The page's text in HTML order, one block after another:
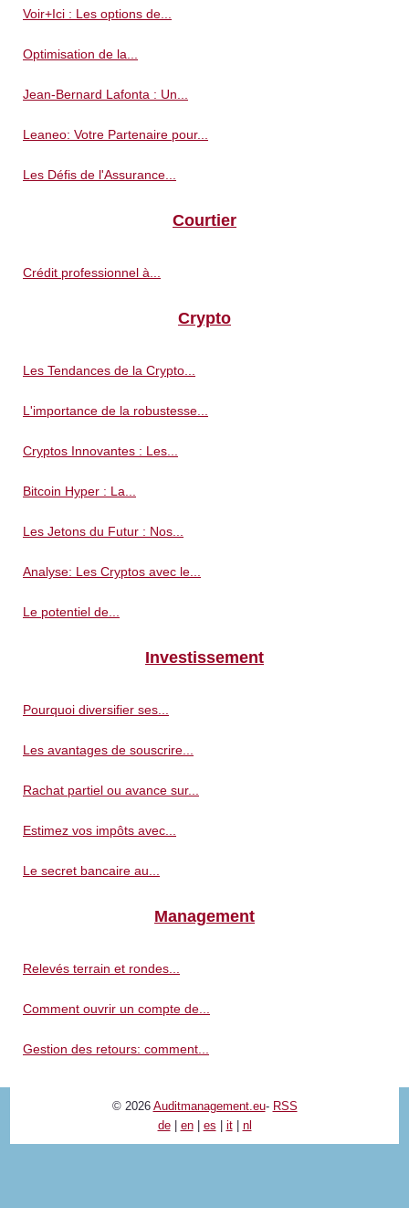
Voir+Ici : Les options de...
Optimisation de la...
Jean-Bernard Lafonta : Un...
Leaneo: Votre Partenaire pour...
Les Défis de l'Assurance...
Courtier
Crédit professionnel à...
Crypto
Les Tendances de la Crypto...
L'importance de la robustesse...
Cryptos Innovantes : Les...
Bitcoin Hyper : La...
Les Jetons du Futur : Nos...
Analyse: Les Cryptos avec le...
Le potentiel de...
Investissement
Pourquoi diversifier ses...
Les avantages de souscrire...
Rachat partiel ou avance sur...
Estimez vos impôts avec...
Le secret bancaire au...
Management
Relevés terrain et rondes...
Comment ouvrir un compte de...
Gestion des retours: comment...
© 2026 Auditmanagement.eu- RSS
de| en| es it| nl